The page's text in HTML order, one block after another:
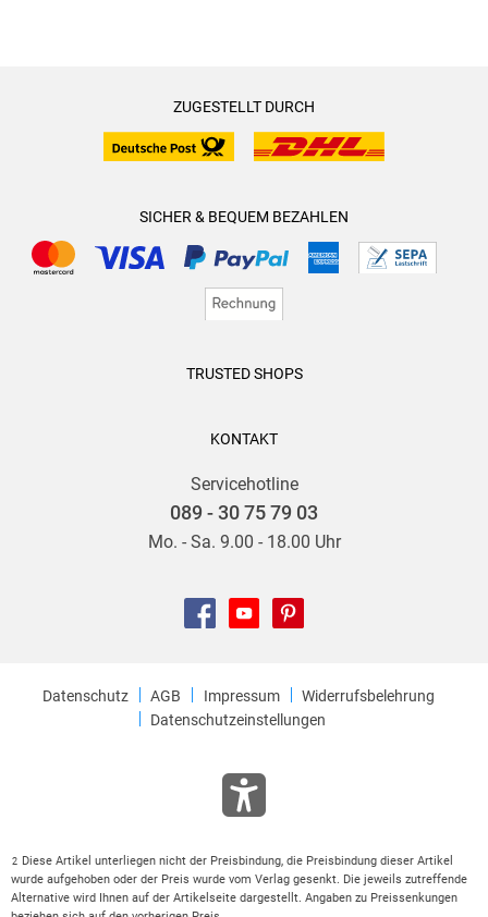
ZUGESTELLT DURCH
SICHER & BEQUEM BEZAHLEN
TRUSTED SHOPS
KONTAKT
Servicehotline
089 - 30 75 79 03
Mo. - Sa. 9.00 - 18.00 Uhr
Datenschutz AGB Impressum
Widerrufsbelehrung
Datenschutzeinstellungen
2
Diese Artikel unterliegen nicht der Preisbindung, die Preisbindung dieser Artikel
wurde aufgehoben oder der Preis wurde vom Verlag gesenkt. Die jeweils zutreffende
Alternative wird Ihnen auf der Artikelseite dargestellt. Angaben zu Preissenkungen